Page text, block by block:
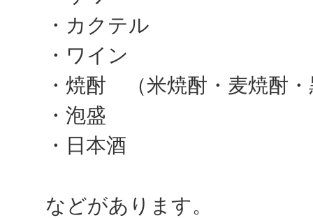
・カクテル
・ワイン
・焼酎 （米焼酎・麦焼酎
・泡盛
・日本酒
などがあります。